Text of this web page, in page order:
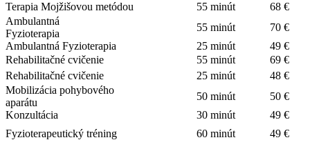
Terapia Mojžišovou metódou
55 minút
68 €
Ambulantná
Fyzioterapia
55 minút
70 €
Ambulantná Fyzioterapia
25 minút
49 €
Rehabilitačné cvičenie
55 minút
69 €
Rehabilitačné cvičenie
25 minút
48 €
Mobilizácia pohybového
aparátu
50 minút
50 €
Konzultácia
30 minút
49 €
Fyzioterapeutický tréning
60 minút 49 €